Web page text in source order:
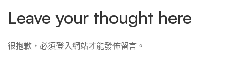
Leave your thought here
很抱歉，必須登入網站才能發佈留言。